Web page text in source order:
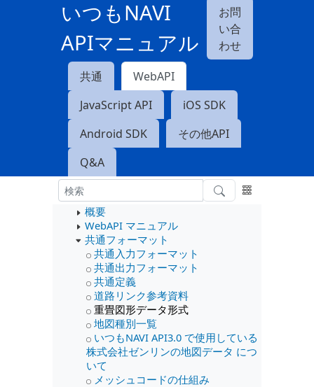
いつもNAVI
APIマニュアル
お問
い合
わせ
共通
WebAPI
JavaScript API
iOS SDK
Android SDK
その他API
Q&A
概要
WebAPI マニュアル
共通フォーマット
共通入力フォーマット
共通出力フォーマット
共通定義
道路リンク参考資料
重畳図形データ形式
地図種別一覧
いつもNAVI API3.0 で使用している
株式会社ゼンリンの地図データ につ
いて
メッシュコードの仕組み